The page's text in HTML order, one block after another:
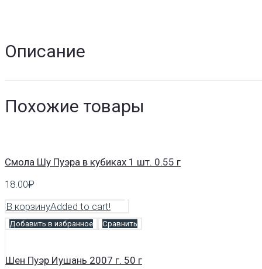
Описание
Похожие товары
Смола Шу Пуэра в кубиках 1 шт. 0.55 г
18.00₽
В корзинуAdded to cart!
Добавить в избранное Сравнить
Шен Пуэр Иушань 2007 г. 50 г